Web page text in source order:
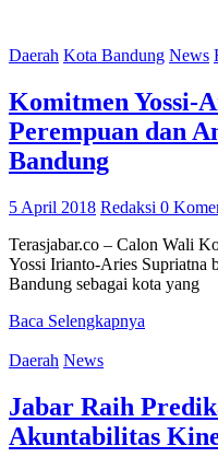
Daerah Kota Bandung News
Komitmen Yossi-
Perempuan dan
Bandung
5 April 2018 Redaksi 0
Terasjabar.co – Calon Wali
Yossi Irianto-Aries Supriatna
Bandung sebagai kota yang
Baca Selengkapnya
Daerah News
Jabar Raih
Akuntabilitas